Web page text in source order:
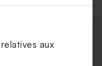
aux